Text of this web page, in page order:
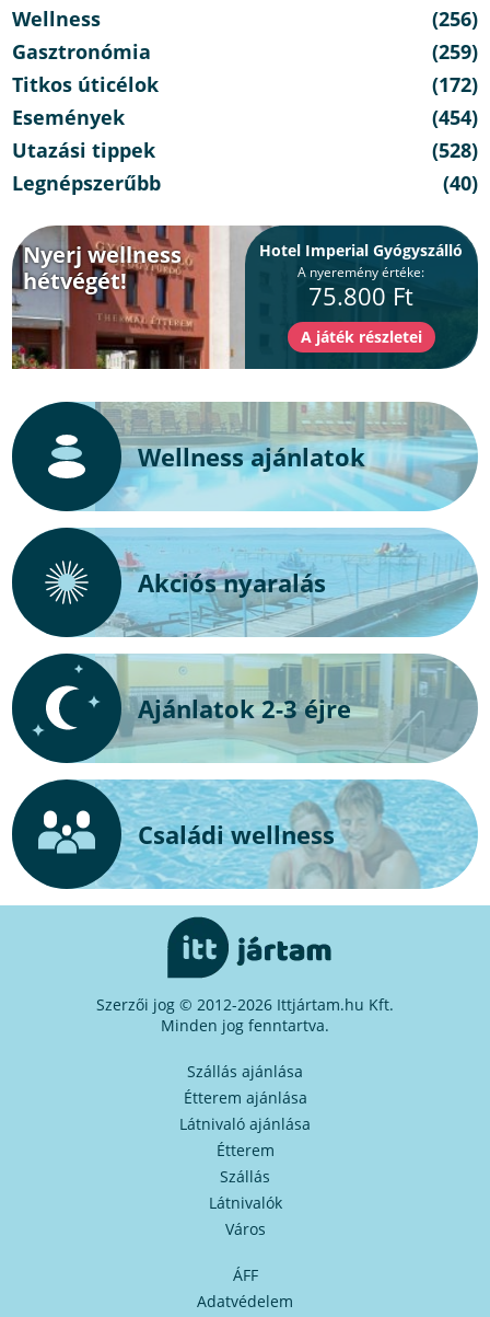
Wellness
(256)
Gasztronómia
(259)
Titkos úticélok
(172)
Események
(454)
Utazási tippek
(528)
Legnépszerűbb
(40)
Nyerj wellness
hétvégét!
Hotel Imperial Gyógyszálló
A nyeremény értéke:
75.800 Ft
Wellness ajánlatok
Akciós nyaralás
Ajánlatok 2-3 éjre
Családi wellness
Szerzői jog © 2012-2026 Ittjártam.hu Kft.
Minden jog fenntartva.
Szállás ajánlása
Étterem ajánlása
Látnivaló ajánlása
Étterem
Szállás
Látnivalók
Város
ÁFF
Adatvédelem